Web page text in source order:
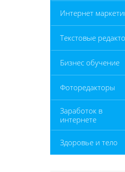
Интернет
Текстовые
Бизнес обучение
Фоторедакторы
Заработок в
интернете
Здоровье и тело